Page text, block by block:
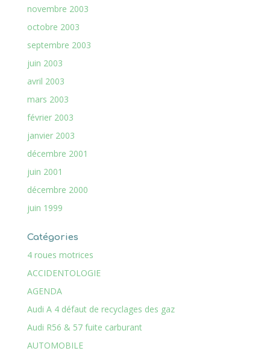
novembre 2003
octobre 2003
septembre 2003
juin 2003
avril 2003
mars 2003
février 2003
janvier 2003
décembre 2001
juin 2001
décembre 2000
juin 1999
Catégories
4 roues motrices
ACCIDENTOLOGIE
AGENDA
Audi A 4 défaut de recyclages des gaz
Audi R56 & 57 fuite carburant
AUTOMOBILE